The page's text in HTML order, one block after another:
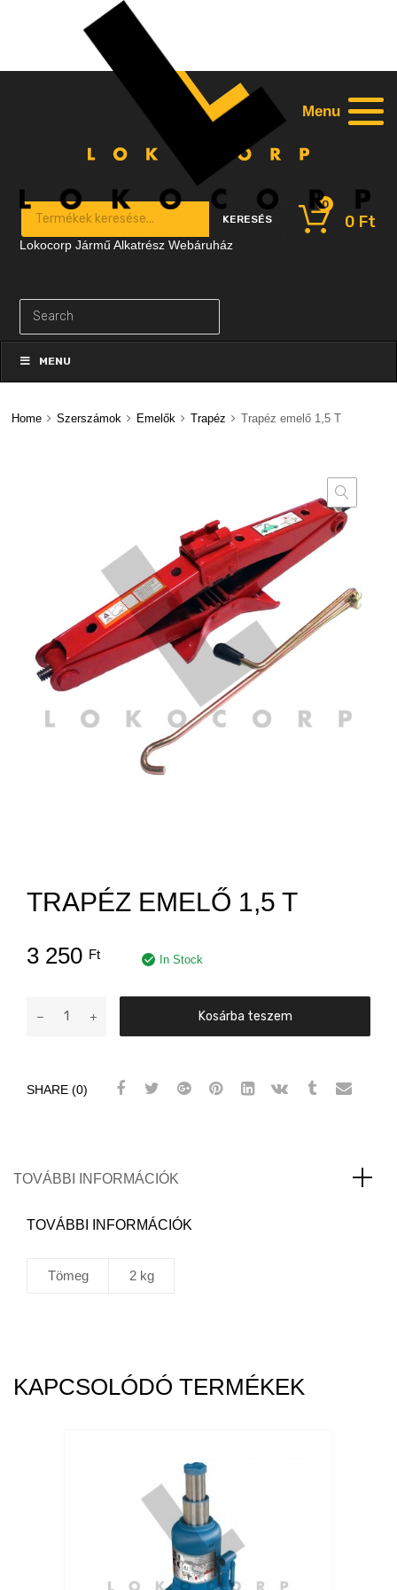
Products search
KERESÉS 0 Ft
0
to
contentMENU
Home Szerszámok Emelők Trapéz Trapéz emelő 1,5 T
TRAPÉZ EMELŐ 1,5 T
3 250 Ft In Stock
mennyiség
Kosárba teszem
SHARE (0)
TOVÁBBI INFORMÁCIÓK
TOVÁBBI INFORMÁCIÓK
Tömeg 2 kg
KAPCSOLÓDÓ TERMÉKEK
Lokocorp Jármű Alkatrész Webáruház
Menu